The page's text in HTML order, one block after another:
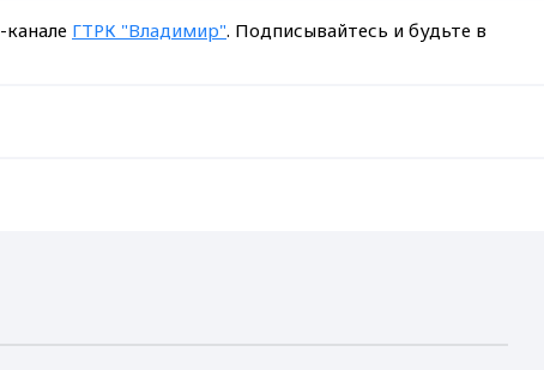
ГТРК "Владимир". Подписывайтесь и будьте в